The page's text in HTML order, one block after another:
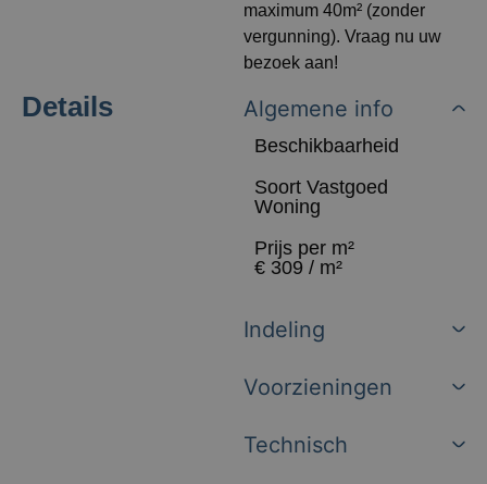
maximum 40m² (zonder
vergunning). Vraag nu uw
bezoek aan!
Details Algemene info
Beschikbaarheid
Soort Vastgoed
Woning
Prijs per m²
€ 309 / m²
Indeling
Voorzieningen
Technisch